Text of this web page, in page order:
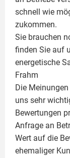
schnell wie
zukommen.
Sie brauchen
finden Sie auf
energetische
Frahm
Die
uns sehr
Bewertungen
Anfrage an
Wert auf die
ehemaliger